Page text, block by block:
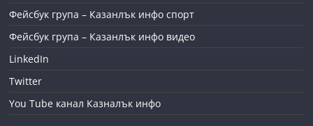
Фейсбук група – Казанлък инфо спорт
Фейсбук група – Казанлък инфо видео
LinkedIn
Twitter
You Tube канал Казналък инфо